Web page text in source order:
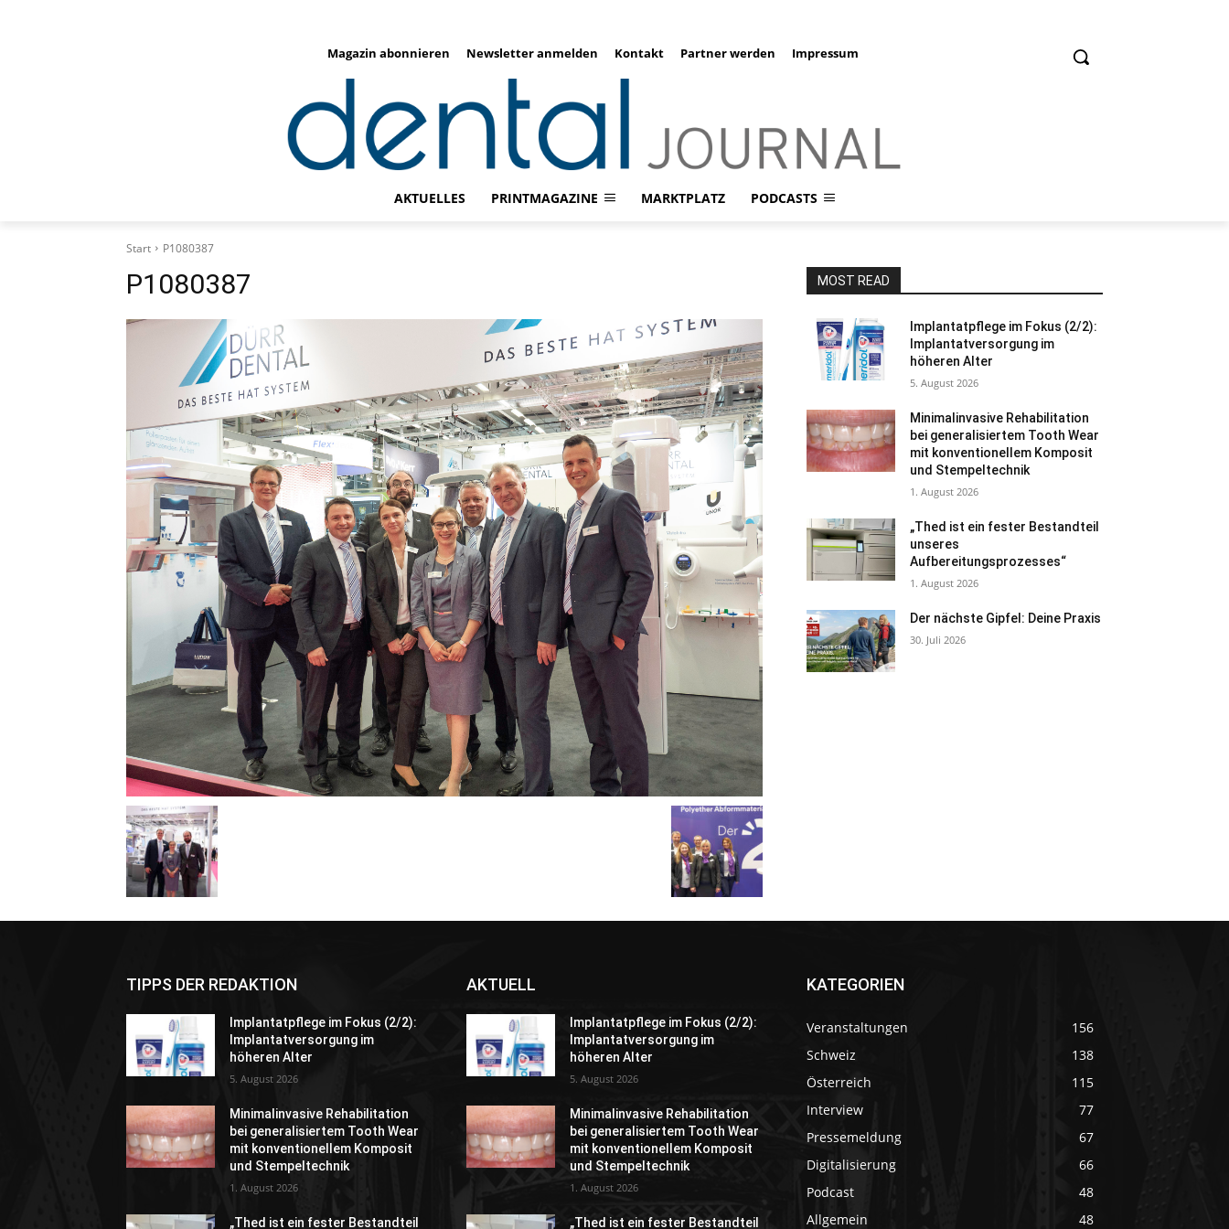
Magazin abonnieren Newsletter anmelden Kontakt Partner werden Impressum
AKTUELLES PRINTMAGAZINE MARKTPLATZ PODCASTS
Start P1080387
P1080387 MOST READ
Implantatpflege im Fokus (2/2):
Implantatversorgung im
höheren Alter
5. August 2026
Minimalinvasive Rehabilitation
bei generalisiertem Tooth Wear
mit konventionellem Komposit
und Stempeltechnik
1. August 2026
„Thed ist ein fester Bestandteil
unseres
Aufbereitungsprozesses“
1. August 2026
Der nächste Gipfel: Deine Praxis
30. Juli 2026
TIPPS DER REDAKTION
Implantatpflege im Fokus (2/2):
Implantatversorgung im
höheren Alter
5. August 2026
Minimalinvasive Rehabilitation
bei generalisiertem Tooth Wear
mit konventionellem Komposit
und Stempeltechnik
1. August 2026
„Thed ist ein fester Bestandteil
AKTUELL
Implantatpflege im Fokus (2/2):
Implantatversorgung im
höheren Alter
5. August 2026
Minimalinvasive Rehabilitation
bei generalisiertem Tooth Wear
mit konventionellem Komposit
und Stempeltechnik
1. August 2026
„Thed ist ein fester Bestandteil
KATEGORIEN
Veranstaltungen
156
Schweiz
138
Österreich
115
Interview
77
Pressemeldung
67
Digitalisierung
66
Podcast
48
Allgemein
48